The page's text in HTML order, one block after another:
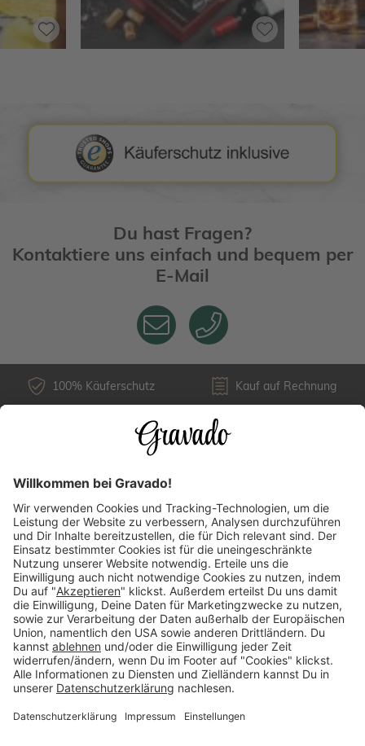
Du hast Fragen?
Kontaktiere uns einfach und bequem per
E-Mail
100% Käuferschutz Kauf auf Rechnung
Über uns
Versandarten
Länderauswahl
Zahlungsarten
Mehr Inspirationen finden: